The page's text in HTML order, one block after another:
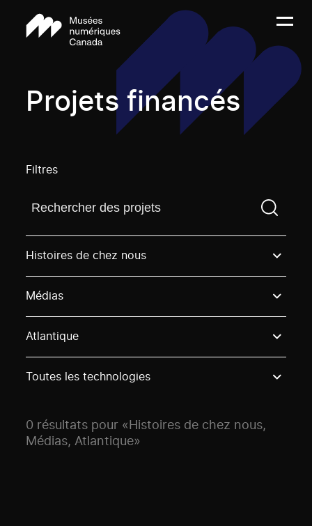
Projets financés
Filtres
Trouvez un projetVous devez saisir un terme de
Histoires de chez nous
Médias
Atlantique
Toutes les technologies
0 résultats pour «Histoires de chez nous,
Médias, Atlantique»